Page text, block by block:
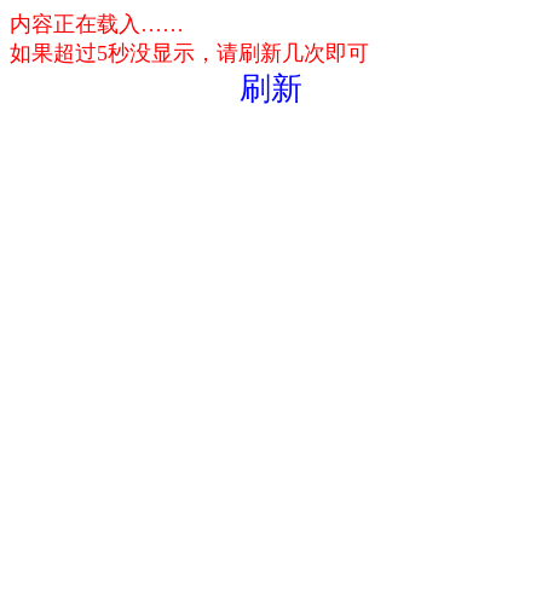
内容正在载入……
如果超过5秒没显示，请刷新几次即可
刷新